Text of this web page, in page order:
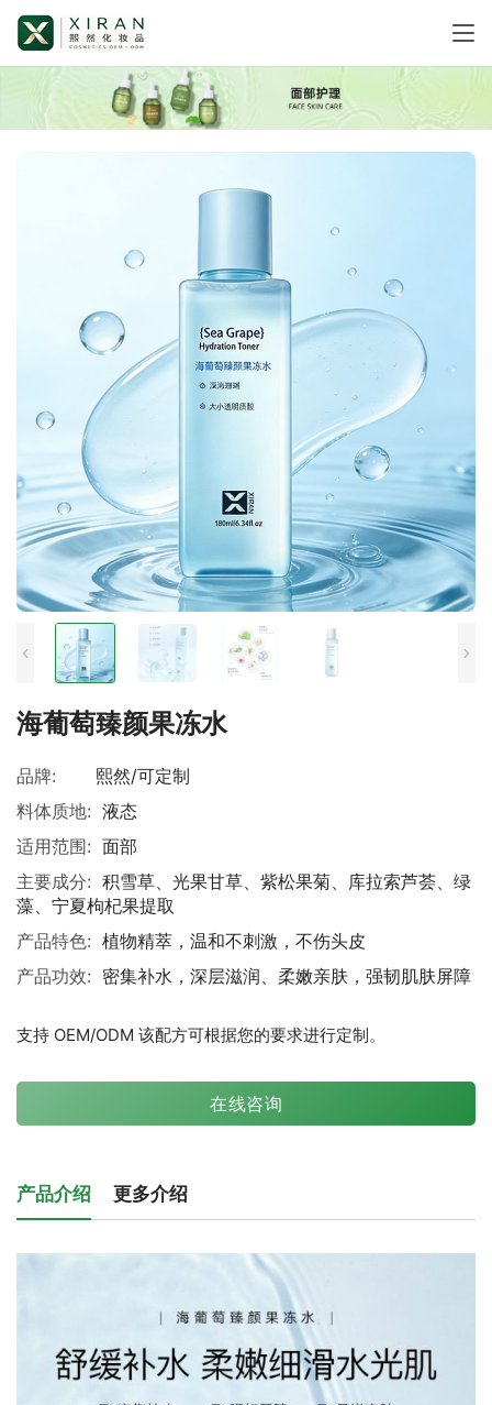
海葡萄臻颜果冻水
品牌:
熙然/可定制
料体质地: 液态
适用范围: 面部
主要成分: 积雪草、光果甘草、紫松果菊、库拉索芦荟、绿
藻、宁夏枸杞果提取
产品特色: 植物精萃，温和不刺激，不伤头皮
产品功效: 密集补水，深层滋润、柔嫩亲肤，强韧肌肤屏障
支持 OEM/ODM 该配方可根据您的要求进行定制。
在线咨询
产品介绍 更多介绍